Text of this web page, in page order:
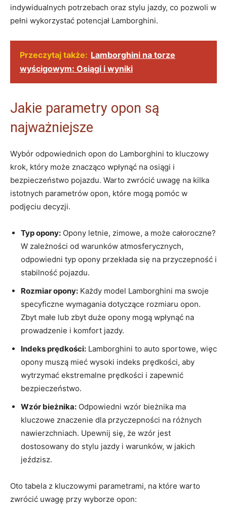
indywidualnych potrzebach oraz stylu jazdy, co pozwoli w
pełni wykorzystać potencjał Lamborghini.
Przeczytaj także: Lamborghini na torze
wyścigowym: Osiągi i wyniki
Jakie parametry opon są
najważniejsze
Wybór odpowiednich opon do Lamborghini to kluczowy
krok, który może znacząco wpłynąć na osiągi i
bezpieczeństwo pojazdu. Warto zwrócić uwagę na kilka
istotnych parametrów opon, które mogą pomóc w
podjęciu decyzji.
Typ opony: Opony letnie, zimowe, a może całoroczne?
W zależności od warunków atmosferycznych,
odpowiedni typ opony przekłada się na przyczepność i
stabilność pojazdu.
Rozmiar opony: Każdy model Lamborghini ma swoje
specyficzne wymagania dotyczące rozmiaru opon.
Zbyt małe lub zbyt duże opony mogą wpłynąć na
prowadzenie i komfort jazdy.
Indeks prędkości: Lamborghini to auto sportowe, więc
opony muszą mieć wysoki indeks prędkości, aby
wytrzymać ekstremalne prędkości i zapewnić
bezpieczeństwo.
Wzór bieżnika: Odpowiedni wzór bieżnika ma
kluczowe znaczenie dla przyczepności na różnych
nawierzchniach. Upewnij się, że wzór jest
dostosowany do stylu jazdy i warunków, w jakich
jeździsz.
Oto tabela z kluczowymi parametrami, na które warto
zwrócić uwagę przy wyborze opon: